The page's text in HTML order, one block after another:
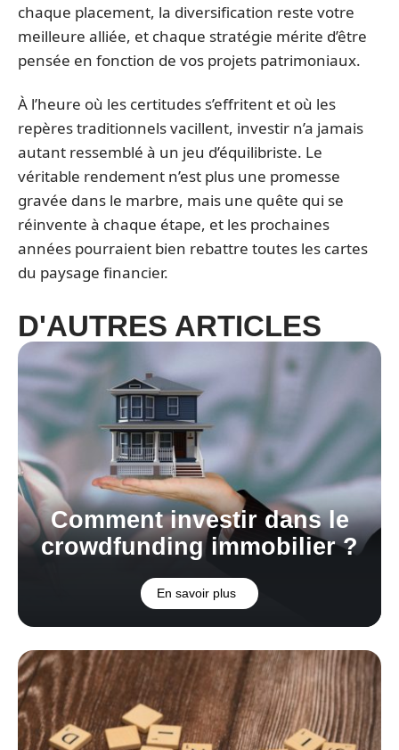
chaque placement, la diversification reste votre
meilleure alliée, et chaque stratégie mérite d’être
pensée en fonction de vos projets patrimoniaux.
À l’heure où les certitudes s’effritent et où les
repères traditionnels vacillent, investir n’a jamais
autant ressemblé à un jeu d’équilibriste. Le
véritable rendement n’est plus une promesse
gravée dans le marbre, mais une quête qui se
réinvente à chaque étape, et les prochaines
années pourraient bien rebattre toutes les cartes
du paysage financier.
D'AUTRES ARTICLES
Comment investir dans le
crowdfunding immobilier ?
En savoir plus